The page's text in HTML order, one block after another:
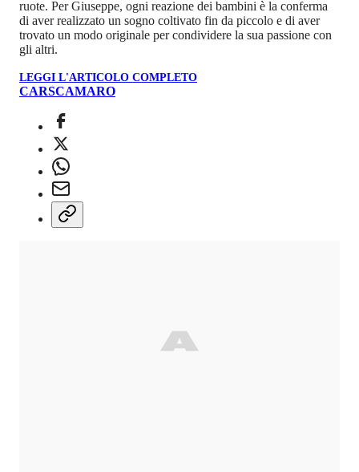
ruote. Per Giuseppe, ogni reazione dei bambini è la conferma
di aver realizzato un sogno coltivato fin da piccolo e di aver
trovato un modo originale per condividere la sua passione con
gli altri.
LEGGI L'ARTICOLO COMPLETO
CARSCAMARO